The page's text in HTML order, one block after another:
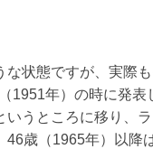
状態ですが、実際
1951年）の時に発表
うところに移り、
46歳（1965年）以降